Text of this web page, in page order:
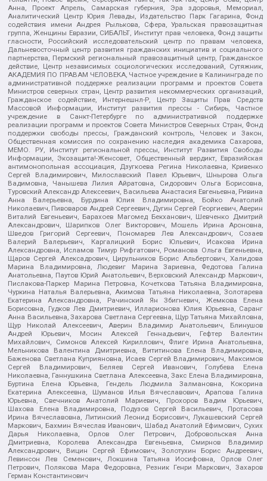
Анна, Проект Апрель, Самарская губерния, Эра здоровья, Мемориал,
Аналитический Центр Юрия Левады, Издательство Парк Гагарина, Фонд
содействия имени Андрея Рылькова, Сфера, Уральская правозащитная
группа, Женщины Евразии, СИБАЛЬТ, Институт прав человека, Фонд защиты
гласности, Российский исследовательский центр по правам человека,
Дальневосточный центр развития гражданских инициатив и социального
партнерства, Пермский региональный правозащитный центр, Гражданское
действие, Центр независимых социологических исследований, Сутяжник,
АКАДЕМИЯ ПО ПРАВАМ ЧЕЛОВЕКА, Частное учреждение в Калининграде по
административной поддержке реализации программ и проектов Совета
Министров северных стран, Центр развития некоммерческих организаций,
Гражданское содействие, Интернешнл-Р, Центр Защиты Прав Средств
Массовой Информации, Институт развития прессы - Сибирь, Частное
учреждение в Санкт-Петербурге по административной поддержке
реализации программ и проектов Совета Министров Северных Стран, Фонд
поддержки свободы прессы, Гражданский контроль, Человек и Закон,
Общественная комиссия по сохранению наследия академика Сахарова,
МЕМО. РУ, Институт региональной прессы, Институт Развития Свободы
Информации, Экозащита!-Женсовет, Общественный вердикт, Евразийская
антимонопольная ассоциация, Дзугкоева Регина Николаевна, Кривенко
Сергей Владимирович, Милославский Павел Юрьевич, Шнырова Ольга
Вадимовна, Чанышева Лилия Айратовна, Сидорович Ольга Борисовна,
Туровский Александр Алексеевич, Васильева Анастасия Евгеньевна, Ривина
Анна Валерьевна, Бурдина Юлия Владимировна, Бойко Анатолий
Николаевич, Пивоваров Андрей Сергеевич, Дугин Сергей Георгиевич, Аверин
Виталий Евгеньевич, Барахоев Магомед Бекханович, Шевченко Дмитрий
Александрович, Шарипков Олег Викторович, Мошель Ирина Ароновна,
Шведов Григорий Сергеевич, Пономарев Лев Александрович, Созаев
Валерий Валерьевич, Каргалицкий Борис Юльевич, Исакова Ирина
Александровна, Исламов Тимур Рифгатович, Романова Ольга Евгеньевна,
Щаров Сергей Алексадрович, Цирульников Борис Альбертович, Халидова
Марина Владимировна, Людевиг Марина Зариевна, Федотова Галина
Анатольевна, Паутов Юрий Анатольевич, Верховский Александр Маркович,
Пислакова-Паркер Марина Петровна, Кочеткова Татьяна Владимировна,
Чуркина Наталья Валерьевна, Акимова Татьяна Николаевна, Золотарева
Екатерина Александровна, Рачинский Ян Збигневич, Жемкова Елена
Борисовна, Гудков Лев Дмитриевич, Илларионова Юлия Юрьевна, Саранг
Анна Васильевна, Захарова Светлана Сергеевна, Щур Татьяна Михайловна,
Щур Николай Алексеевич, Аверин Владимир Анатольевич, Блинушов
Андрей Юрьевич, Мосин Алексей Геннадьевич, Гефтер Валентин
Михайлович, Симонов Алексей Кириллович, Флиге Ирина Анатольевна,
Мельникова Валентина Дмитриевна, Вититинова Елена Владимировна,
Баженова Светлана Куприяновна, Исаев Сергей Владимирович, Максимов
Сергей Владимирович, Беляев Сергей Иванович, Голубева Елена
Николаевна, Ганнушкина Светлана Алексеевна, Закс Елена Владимировна,
Буртина Елена Юрьевна, Гендель Людмила Залмановна, Кокорина
Екатерина Алексеевна, Шуманов Илья Вячеславович, Арапова Галина
Юрьевна, Свечников Анатолий Мариевич, Прохоров Вадим Юрьевич,
Шахова Елена Владимировна, Подузов Сергей Васильевич, Протасова
Ирина Вячеславовна, Литинский Леонид Борисович, Лукашевский Сергей
Маркович, Бахмин Вячеслав Иванович, Шабад Анатолий Ефимович, Сухих
Дарья Николаевна, Орлов Олег Петрович, Добровольская Анна
Дмитриевна, Королева Александра Евгеньевна, Смирнов Владимир
Александрович, Вицин Сергей Ефимович, Золотухин Борис Андреевич,
Левинсон Лев Семенович, Локшина Татьяна Иосифовна, Орлов Олег
Петрович, Полякова Мара Федоровна, Резник Генри Маркович, Захаров
Герман Константинович